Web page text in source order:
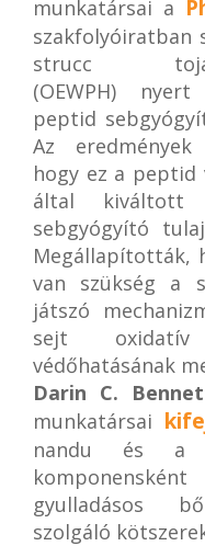
munkatársai a
szakfolyóiratban
strucc
(OEWPH)
peptid
Az
hogy ez a
által kiváltott
sebgyógyító
Megállapították,
van szükség a
játszó
sejt oxidatív
védőhatásának
Darin C.
munkatársai
nandu és a
gyulladásos
szolgáló